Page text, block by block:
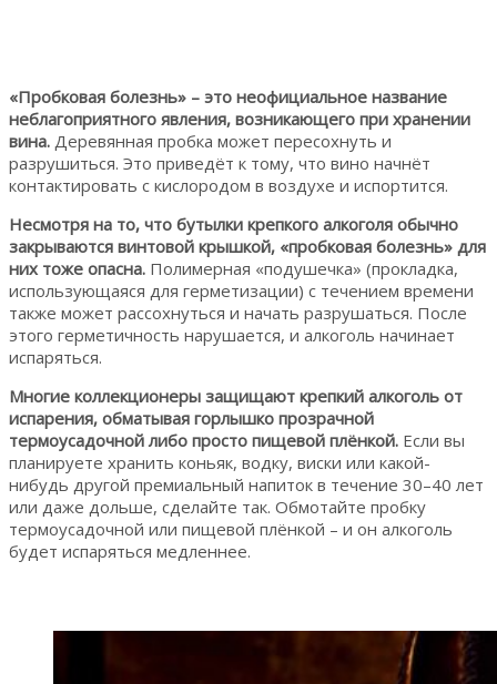
«Пробковая болезнь» – это неофициальное название
неблагоприятного явления, возникающего при хранении
вина. Деревянная пробка может пересохнуть и
разрушиться. Это приведёт к тому, что вино начнёт
контактировать с кислородом в воздухе и испортится.
Несмотря на то, что бутылки крепкого алкоголя обычно
закрываются винтовой крышкой, «пробковая болезнь» для
них тоже опасна. Полимерная «подушечка» (прокладка,
использующаяся для герметизации) с течением времени
также может рассохнуться и начать разрушаться. После
этого герметичность нарушается, и алкоголь начинает
испаряться.
Многие коллекционеры защищают крепкий алкоголь от
испарения, обматывая горлышко прозрачной
термоусадочной либо просто пищевой плёнкой. Если вы
планируете хранить коньяк, водку, виски или какой-
нибудь другой премиальный напиток в течение 30–40 лет
или даже дольше, сделайте так. Обмотайте пробку
термоусадочной или пищевой плёнкой – и он алкоголь
будет испаряться медленнее.